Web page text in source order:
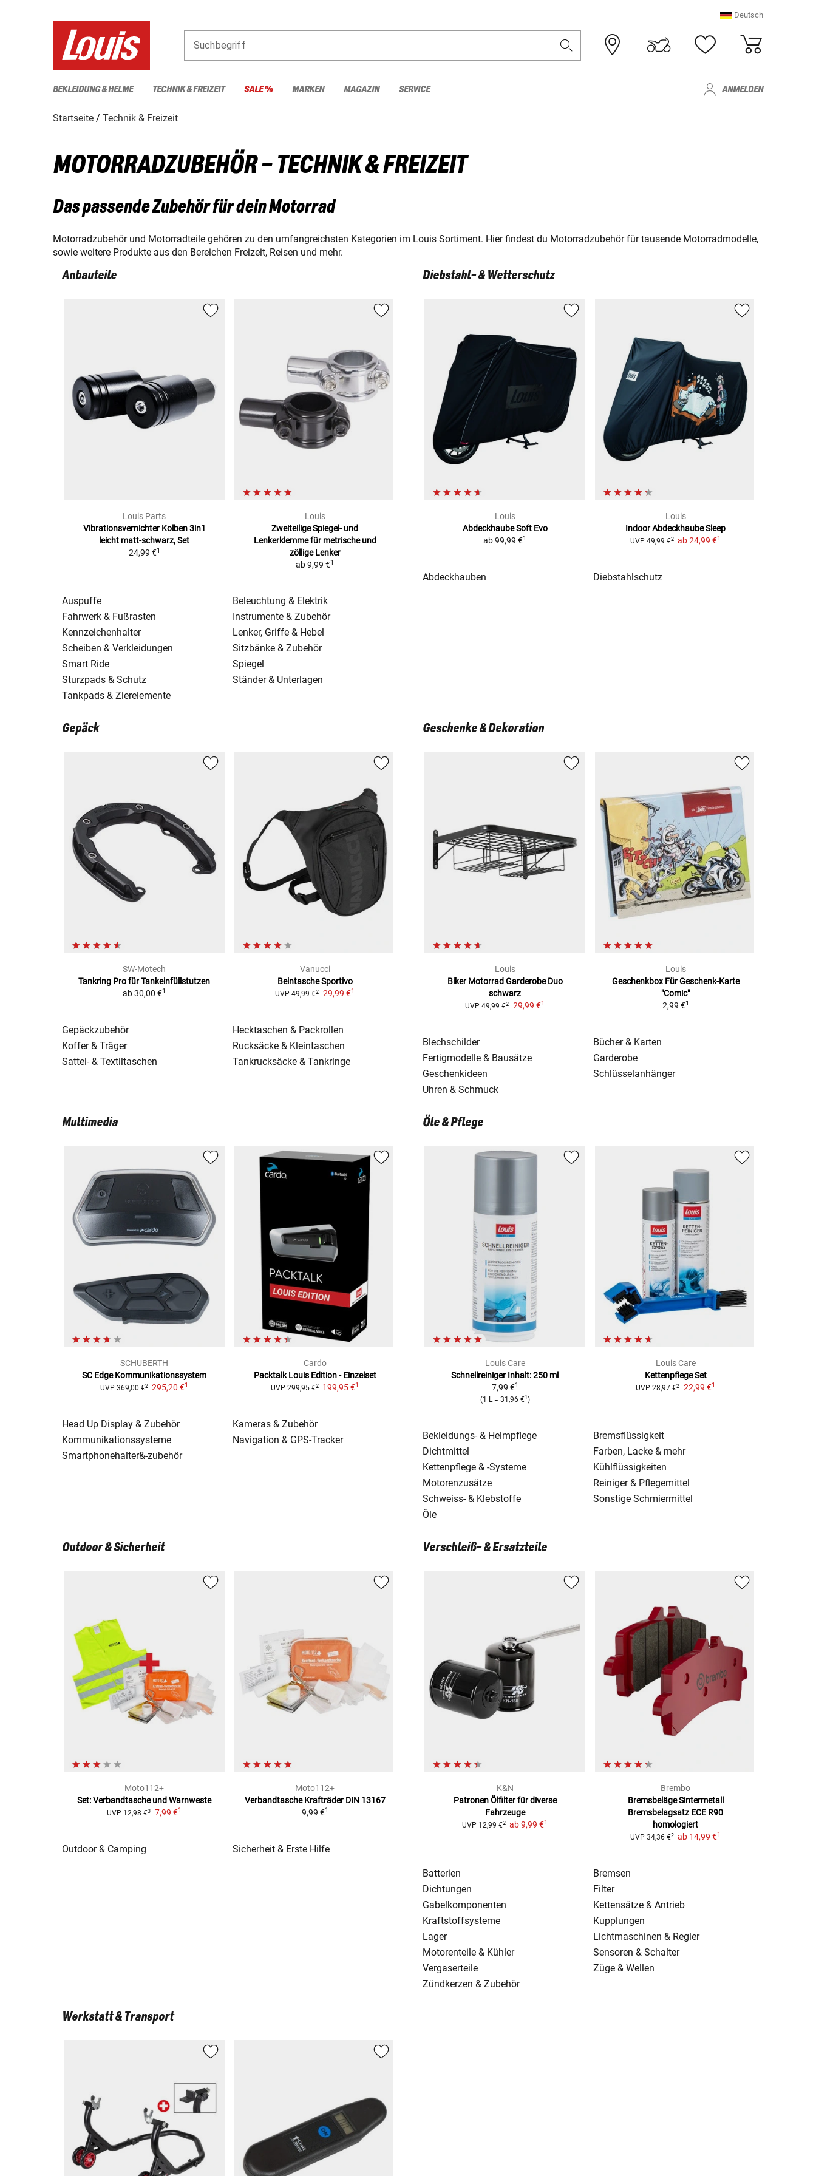
Deutsch
Suchbegriff
BEKLEIDUNG & HELME TECHNIK & FREIZEIT SALE % MARKEN MAGAZIN SERVICE ANMELDEN
Startseite Technik & Freizeit
MOTORRADZUBEHÖR – TECHNIK & FREIZEIT
Das passende Zubehör für dein Motorrad
Motorradzubehör und Motorradteile gehören zu den umfangreichsten Kategorien im Louis Sortiment. Hier findest du Motorradzubehör für tausende Motorradmodelle,
sowie weitere Produkte aus den Bereichen Freizeit, Reisen und mehr.
Anbauteile
Louis Parts
Vibrationsvernichter Kolben 3in1
leicht matt-schwarz, Set
24,99 €1
Louis
Zweiteilige Spiegel- und
Lenkerklemme für metrische und
zöllige Lenker
ab9,99 €1
Auspuffe
Beleuchtung & Elektrik
Fahrwerk & Fußrasten
Instrumente & Zubehör
Kennzeichenhalter
Lenker, Griffe & Hebel
Scheiben & Verkleidungen
Sitzbänke & Zubehör
Smart Ride
Spiegel
Sturzpads & Schutz
Ständer & Unterlagen
Tankpads & Zierelemente
Diebstahl- & Wetterschutz
Louis
Abdeckhaube Soft Evo
ab99,99 €1
Louis
Indoor Abdeckhaube Sleep
UVP 49,99 €2 ab24,99 €1
Abdeckhauben Diebstahlschutz
Gepäck
SW-Motech
Tankring Profür Tankeinfüllstutzen
ab30,00 €1
Vanucci
Beintasche Sportivo
UVP 49,99 €2 29,99 €1
Gepäckzubehör
Hecktaschen & Packrollen
Koffer & Träger
Rucksäcke & Kleintaschen
Sattel- & Textiltaschen
Tankrucksäcke & Tankringe
Geschenke & Dekoration
Louis
Biker Motorrad Garderobe Duo
schwarz
UVP 49,99 €2 29,99 €1
Louis
Geschenkbox Für Geschenk-Karte
"Comic"
2,99 €1
Blechschilder
Bücher & Karten
Fertigmodelle & Bausätze
Garderobe
Geschenkideen
Schlüsselanhänger
Uhren & Schmuck
Multimedia
SCHUBERTH
SC Edge Kommunikationssystem
UVP 369,00 €2 295,20 €1
Cardo
Packtalk Louis Edition - Einzelset
UVP 299,95 €2 199,95 €1
Head Up Display & Zubehör
Kameras & Zubehör
Kommunikationssysteme
Navigation & GPS-Tracker
Smartphonehalter&-zubehör
Öle & Pflege
Louis Care
Schnellreiniger Inhalt: 250 ml
7,99 €1
(1 L= 31,96 €1 )
Louis Care
Kettenpflege Set
UVP 28,97 €2 22,99 €1
Bekleidungs- & Helmpflege
Bremsflüssigkeit
Dichtmittel
Farben, Lacke & mehr
Kettenpflege & -Systeme
Kühlflüssigkeiten
Motorenzusätze
Reiniger & Pflegemittel
Schweiss- & Klebstoffe
Sonstige Schmiermittel
Öle
Outdoor & Sicherheit
Moto112+
Set: Verbandtasche und Warnweste
UVP 12,98 €3 7,99 €1
Moto112+
Verbandtasche Krafträder DIN 13167
9,99 €1
Outdoor & Camping Sicherheit & Erste Hilfe
Verschleiß- & Ersatzteile
K&N
Patronen Ölfilter für diverse
Fahrzeuge
UVP 12,99 €2 ab9,99 €1
Brembo
Bremsbeläge Sintermetall
Bremsbelagsatz ECE R90
homologiert
UVP 34,36 €2 ab 14,99 €1
Batterien
Bremsen
Dichtungen
Filter
Gabelkomponenten
Kettensätze & Antrieb
Kraftstoffsysteme
Kupplungen
Lager
Lichtmaschinen & Regler
Motorenteile & Kühler
Sensoren & Schalter
Vergaserteile
Züge & Wellen
Zündkerzen & Zubehör
Werkstatt & Transport